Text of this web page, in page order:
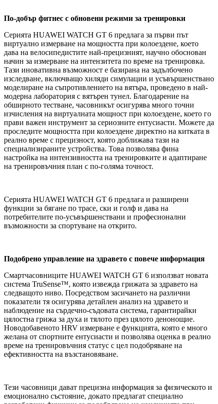
По-добър фитнес с обновени режими за тренировки
Серията HUAWEI WATCH GT 6 предлага за първи път
виртуално измерване на мощността при колоездене, което
дава на велосипедистите най-прецизният, научно обоснован
начин за измерване на интензитета по време на тренировка.
Тази иновативна възможност е базирана на задълбочено
изследване, включващо хиляди симулации и усъвършенствано
моделиране на съпротивлението на вятъра, проведено в най-
модерна лаборатория с вятърен тунел. Благодарение на
обширното тестване, часовникът осигурява много точни
изчисления на виртуалната мощност при колоездене, което го
прави важен инструмент за сериозните ентусиасти. Можете да
проследите мощността при колоездене директно на китката в
реално време с прецизност, която доближава тази на
специализираните устройства. Това позволява фина
настройка на интензивността на тренировките и адаптиране
на тренировъчния план с по-голяма точност.
Серията HUAWEI WATCH GT 6 предлага и разширени
функции за бягане по трасе, ски и голф и дава на
потребителите по-усъвършенствани и професионални
възможности за спортуване на открито.
Подобрено управление на здравето с повече информация
Смартчасовниците HUAWEI WATCH GT 6 използват новата
система TruSense™, която извежда грижата за здравето на
следващото ниво. Посредством засичането на различни
показатели тя осигурява детайлен анализ на здравето и
наблюдение на сърдечно-съдовата система, гарантирайки
цялостна грижа за духа и тялото през цялото денонощие.
Новодобавеното HRV измерване е функцията, която е много
желана от спортните ентусиасти и позволява оценка в реално
време на тренировъчния статус с цел подобряване на
ефективността на възстановяване.
Тези часовници дават прецизна информация за физическото и
емоционално състояние, докато предлагат специално